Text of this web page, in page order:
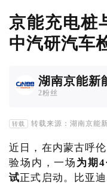
京能充电桩
中汽研汽车
湖南京能新
2粉丝
转载 转载来源：湖南京能
近日，在内蒙古呼
验场内，一场 为期
试正式启动。比亚